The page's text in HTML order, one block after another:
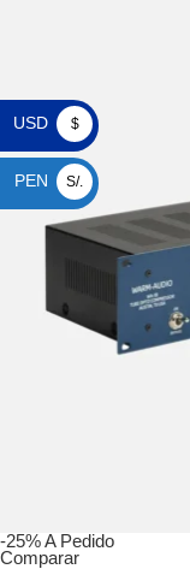
-25%A Pedido
Comparar
USD $
PEN S/.